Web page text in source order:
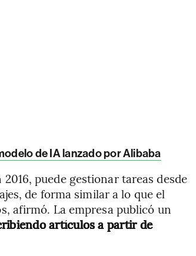
de IA lanzado por Alibaba
puede gestionar tareas desde
de forma similar a lo que el
afirmó. La empresa publicó un
artículos a partir de